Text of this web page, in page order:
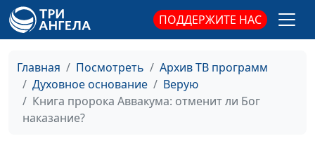
ПОДДЕРЖИТЕ НАС
Главная Посмотреть
Архив ТВ программ
Духовное основание
Верую
Книга пророка Аввакума: отменит ли Бог
наказание?
«Возврати мне
Твоего»
Всеволод Андрусяк,
доктор богословия
#561
Восхождение на гору
Преображения
Всеволод Андрусяк,
священнослужитель,